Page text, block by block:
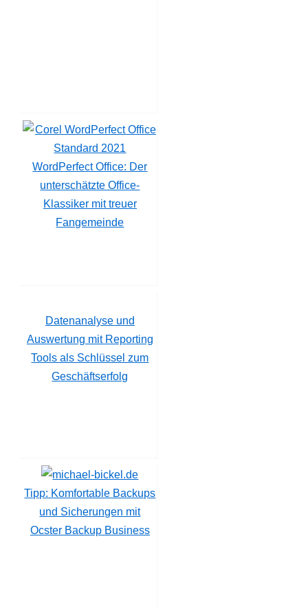
WordPerfect Office: Der
unterschätzte Office-
Klassiker mit treuer
Fangemeinde
Datenanalyse und
Auswertung mit Reporting
Tools als Schlüssel zum
Geschäftserfolg
Tipp: Komfortable Backups
und Sicherungen mit
Ocster Backup Business